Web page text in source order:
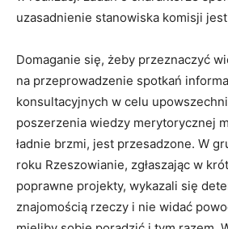
uzasadnienie stanowiska komisji
Domaganie się, żeby przeznaczyć
na przeprowadzenie spotkań
konsultacyjnych w celu
poszerzenia wiedzy merytorycznej
ładnie brzmi, jest przesadzone. W
roku Rzeszowianie, zgłaszając w
poprawne projekty, wykazali się
znajomością rzeczy i nie widać